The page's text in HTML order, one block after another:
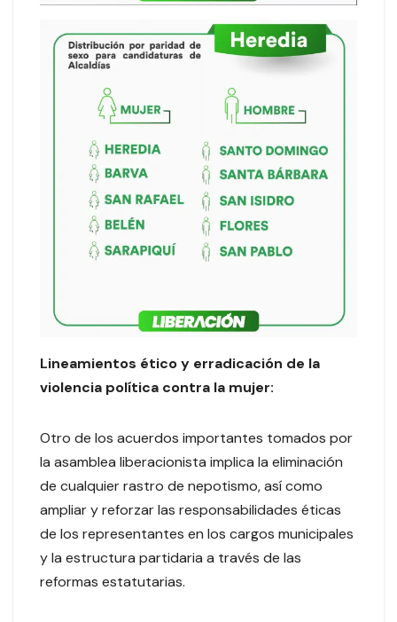
Lineamientos ético y erradicación de la
violencia política contra la mujer:
Otro de los acuerdos importantes tomados por
la asamblea liberacionista implica la eliminación
de cualquier rastro de nepotismo, así como
ampliar y reforzar las responsabilidades éticas
de los representantes en los cargos municipales
y la estructura partidaria a través de las
reformas estatutarias.